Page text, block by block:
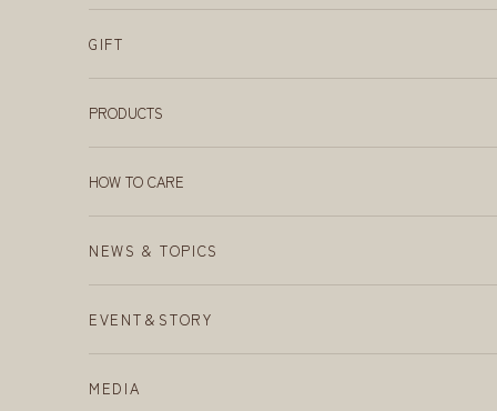
GIFT
PRODUCTS
HOW TO CARE
NEWS & TOPICS
EVENT＆STORY
MEDIA